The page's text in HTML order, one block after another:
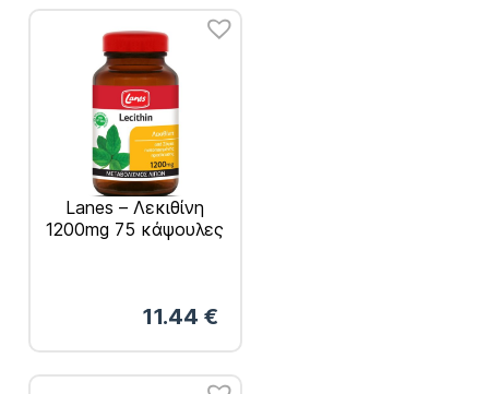
Lanes – Λεκιθίνη
1200mg 75 κάψουλες
11.44 €